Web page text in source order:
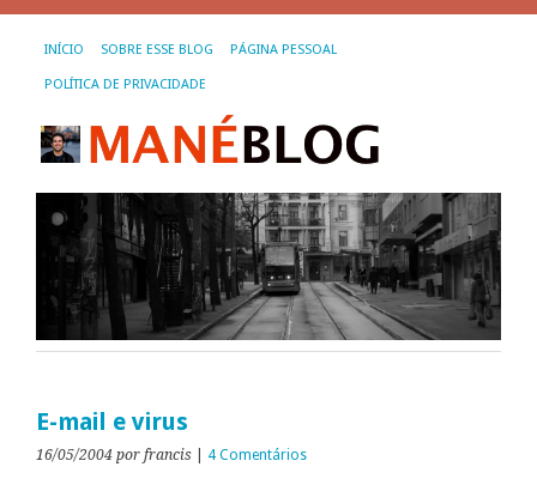
INÍCIO SOBRE ESSE BLOG PÁGINA PESSOAL
POLÍTICA DE PRIVACIDADE
E-mail e virus
16/05/2004 por francis 4 Comentários